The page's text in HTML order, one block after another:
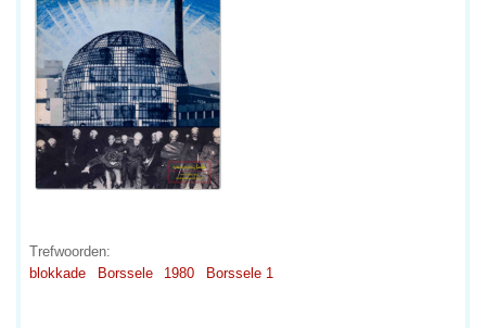
Trefwoorden:
blokkade
Borssele 1980 Borssele 1